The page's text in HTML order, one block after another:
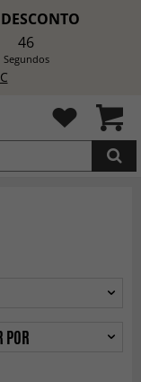
44
Segundos
POR